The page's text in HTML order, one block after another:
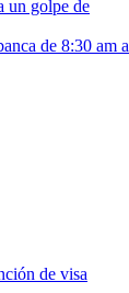
un golpe de
de 8:30 am a